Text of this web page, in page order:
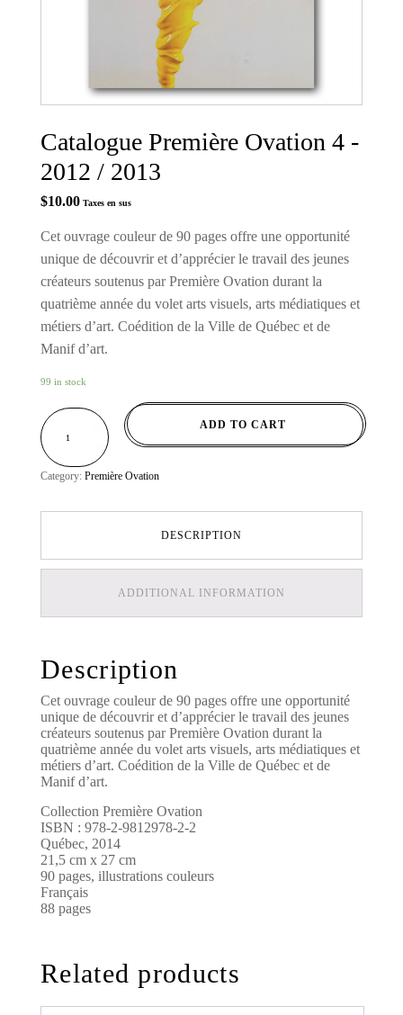
Catalogue Première Ovation 4 -
2012 / 2013
$10.00 Taxes en sus
Cet ouvrage couleur de 90 pages offre une opportunité
unique de découvrir et d’apprécier le travail des jeunes
créateurs soutenus par Première Ovation durant la
quatrième année du volet arts visuels, arts médiatiques et
métiers d’art. Coédition de la Ville de Québec et de
Manif d’art.
99 in stock
CATALOGUE
PREMIÈRE
/
2013
ADD TO CART
Category: Première Ovation
DESCRIPTION
ADDITIONAL INFORMATION
Description
Cet ouvrage couleur de 90 pages offre une opportunité
unique de découvrir et d’apprécier le travail des jeunes
créateurs soutenus par Première Ovation durant la
quatrième année du volet arts visuels, arts médiatiques et
métiers d’art. Coédition de la Ville de Québec et de
Manif d’art.
Collection Première Ovation
ISBN : 978-2-9812978-2-2
Québec, 2014
21,5 cm x 27 cm
90 pages, illustrations couleurs
Français
88 pages
Related products